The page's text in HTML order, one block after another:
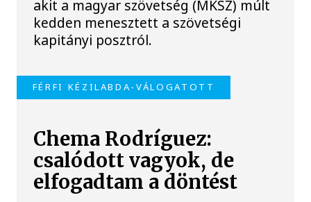
akit a magyar szövetség (MKSZ) múlt
kedden menesztett a szövetségi
kapitányi posztról.
FÉRFI KÉZILABDA-VÁLOGATOTT
Chema Rodríguez:
csalódott vagyok, de
elfogadtam a döntést